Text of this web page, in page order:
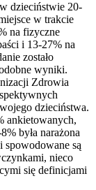
dzieciństwie 20-
w trakcie
na fizyczne
i 13-27% na
zostało
wyniki.
Zdrowia
dzieciństwa.
ankietowanych,
była narażona
spowodowane są
nieco
się definicjami